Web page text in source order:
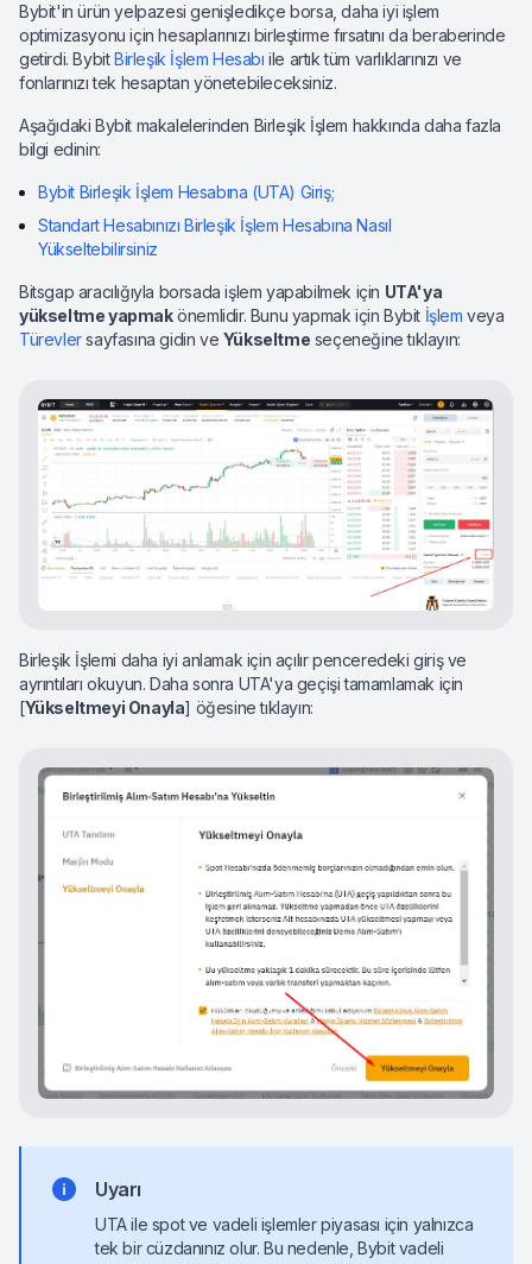
Bybit'in ürün yelpazesi genişledikçe borsa, daha iyi işlem
optimizasyonu için hesaplarınızı birleştirme fırsatını da beraberinde
getirdi. BybitBirleşik İşlem Hesabı ile artık tüm varlıklarınızı ve
fonlarınızı tek hesaptan yönetebileceksiniz.
Aşağıdaki Bybit makalelerinden Birleşik İşlem hakkında daha fazla
bilgi edinin:
Bybit Birleşik İşlem Hesabına (UTA) Giriş;
Standart Hesabınızı Birleşik İşlem Hesabına Nasıl
Yükseltebilirsiniz
Bitsgap aracılığıyla borsada işlem yapabilmek için UTA'ya
yükseltme yapmakönemlidir. Bunu yapmak için Bybit İşlem veya
Türevlersayfasına gidin ve Yükseltme seçeneğine tıklayın:
Birleşik İşlemi daha iyi anlamak için açılır penceredeki giriş ve
ayrıntıları okuyun. Daha sonra UTA'ya geçişi tamamlamak için
[Yükseltmeyi Onayla] öğesine tıklayın:
Uyarı
UTA ile spot ve vadeli işlemler piyasası için yalnızca
tek bir cüzdanınız olur. Bu nedenle, Bybit vadeli